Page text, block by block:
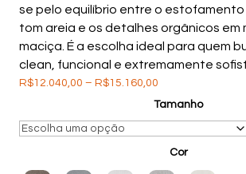
se pelo equilíbrio entre o estofamento
tom areia e os detalhes orgânicos em
maciça. É a escolha ideal para quem
clean, funcional e extremamente
R$12.040,00 – R$15.160,00
range:
R$12.040,00
through
R$15.160,00
Tamanho
Cor